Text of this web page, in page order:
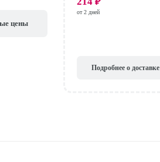
цены
от 2 дней
Подробнее о доставке